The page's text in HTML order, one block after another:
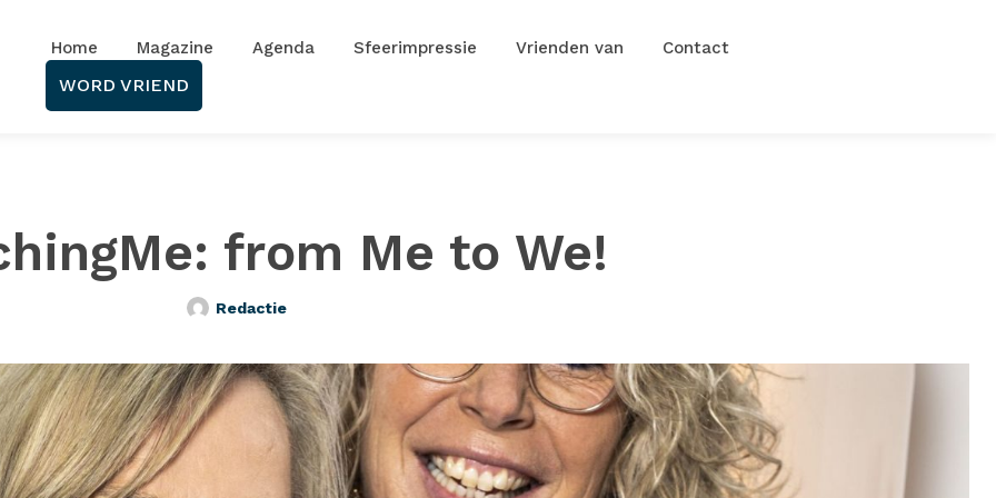
Home Magazine Agenda Sfeerimpressie Vrienden van Contact
WORD VRIEND
from Me to We!
Redactie